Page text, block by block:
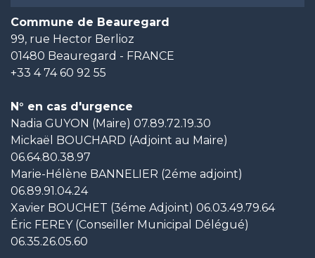
Commune de Beauregard
99, rue Hector Berlioz
01480 Beauregard - FRANCE
+33 4 74 60 92 55
N° en cas d'urgence
Nadia GUYON (Maire) 07.89.72.19.30
Mickaël BOUCHARD (Adjoint au Maire)
06.64.80.38.97
Marie-Hélène BANNELIER (2éme adjoint)
06.89.91.04.24
Xavier BOUCHET (3éme Adjoint) 06.03.49.79.64
Éric FEREY (Conseiller Municipal Délégué)
06.35.26.05.60